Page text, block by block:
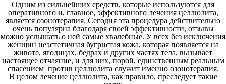
Одним из сильнейших средств, которые используются для
оперативного и, главное, эффективного лечения целлюлита,
является озонотерапия. Сегодня эта процедура действительно
очень популярна благодаря своей эффективности, отзывы
можно услышать о ней самые хвалебные. У всех без исключения
женщин неэстетичная бугристая кожа, которая появляется на
животе, ягодицах, бедрах и других частях тела, вызывает
настоящее отчаяние, и для них, порой, единственным реальным
спасением против целлюлита служит именно озонотерапия.
В целом лечение целлюлита, как правило, преследует такие